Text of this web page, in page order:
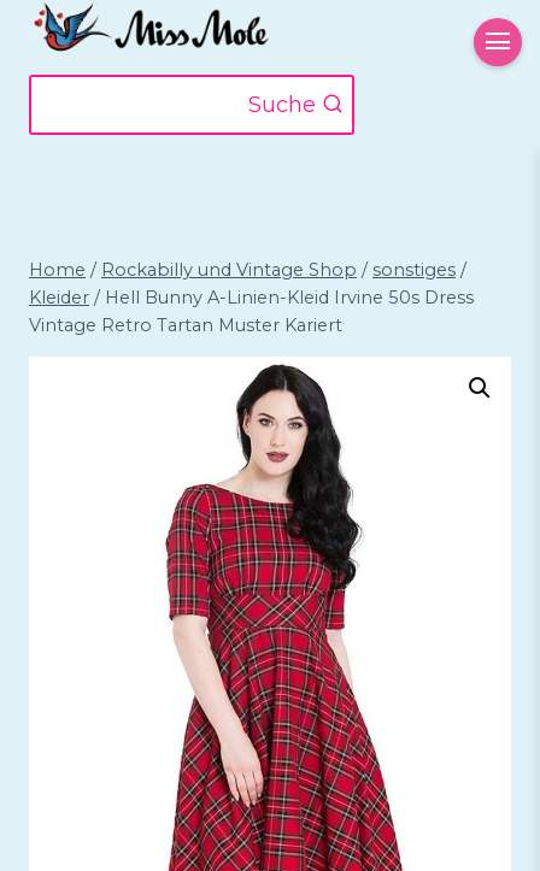
Zum
Inhalt
springen
Suche
Home / Rockabilly und Vintage Shop / sonstiges /
Kleider / Hell Bunny A-Linien-Kleid Irvine 50s Dress
Vintage Retro Tartan Muster Kariert